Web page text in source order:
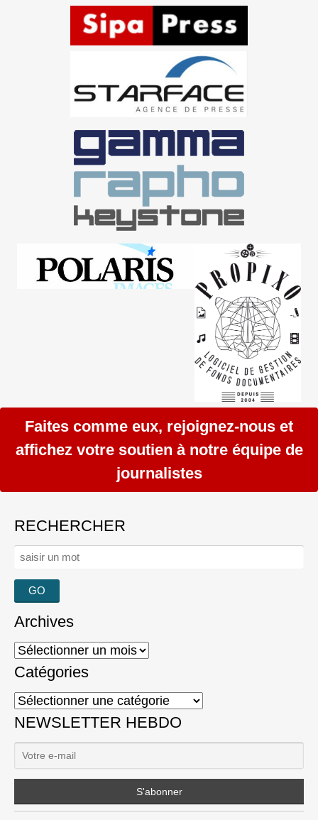
Faites comme eux, rejoignez-nous et
affichez votre soutien à notre équipe de
journalistes
RECHERCHER
Rechercher :
Archives
Archives
Catégories
Catégories
NEWSLETTER HEBDO